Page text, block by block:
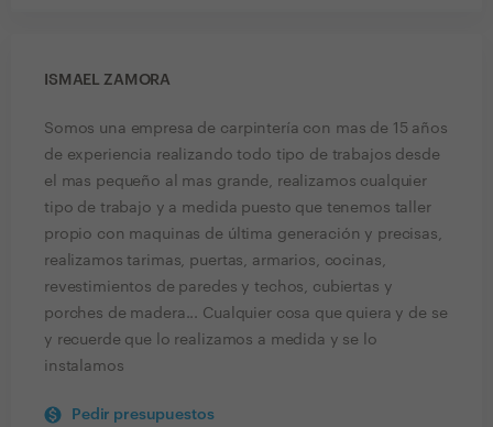
ISMAEL ZAMORA
Somos una empresa de carpintería con mas de 15 años
de experiencia realizando todo tipo de trabajos desde
el mas pequeño al mas grande, realizamos cualquier
tipo de trabajo y a medida puesto que tenemos taller
propio con maquinas de última generación y precisas,
realizamos tarimas, puertas, armarios, cocinas,
revestimientos de paredes y techos, cubiertas y
porches de madera... Cualquier cosa que quiera y de se
y recuerde que lo realizamos a medida y se lo
instalamos
Pedir presupuestos